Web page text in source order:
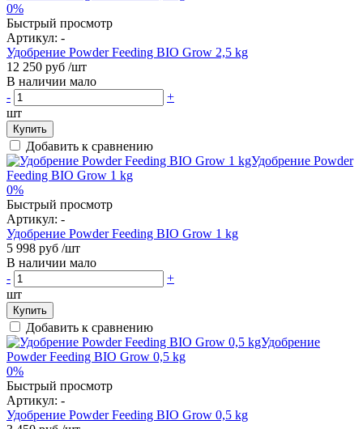
0%
Быстрый просмотр
Артикул: -
Удобрение Powder Feeding BIO Grow 2,5 kg
12 250 руб /шт
В наличии мало
-
+
шт
Купить
Добавить к сравнению
0%
Быстрый просмотр
Артикул: -
Удобрение Powder Feeding BIO Grow 1 kg
5 998 руб /шт
В наличии мало
-
+
шт
Купить
Добавить к сравнению
0%
Быстрый просмотр
Артикул: -
Удобрение Powder Feeding BIO Grow 0,5 kg